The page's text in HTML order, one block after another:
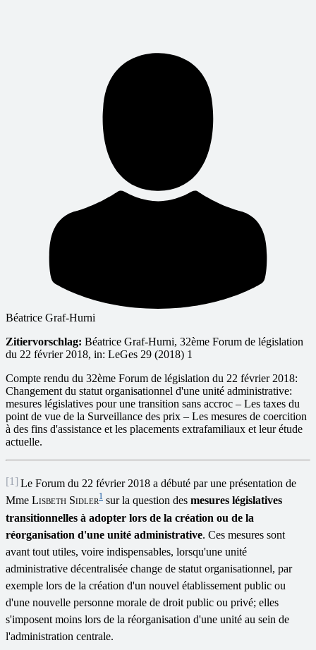
Béatrice Graf-Hurni
Zitiervorschlag: Béatrice Graf-Hurni, 32ème Forum de législation
du 22 février 2018, in: LeGes 29 (2018) 1
Compte rendu du 32ème Forum de législation du 22 février 2018:
Changement du statut organisationnel d'une unité administrative:
mesures législatives pour une transition sans accroc – Les taxes du
point de vue de la Surveillance des prix – Les mesures de coercition
à des fins d'assistance et les placements extrafamiliaux et leur étude
actuelle.
[1] Le Forum du 22 février 2018 a débuté par une présentation de
Mme Lisbeth Sidler1 sur la question des mesures législatives
transitionnelles à adopter lors de la création ou de la
réorganisation d'une unité administrative. Ces mesures sont
avant tout utiles, voire indispensables, lorsqu'une unité
administrative décentralisée change de statut organisationnel, par
exemple lors de la création d'un nouvel établissement public ou
d'une nouvelle personne morale de droit public ou privé; elles
s'imposent moins lors de la réorganisation d'une unité au sein de
l'administration centrale.